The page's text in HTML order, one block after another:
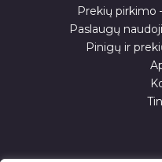
Prekių pirkimo
Paslaugų
Pinigų ir